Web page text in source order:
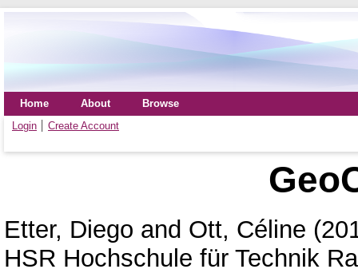
Home About
Browse
Login
Create Account
Etter, Diego and Ott, Céline
HSR Hochschule für Technik